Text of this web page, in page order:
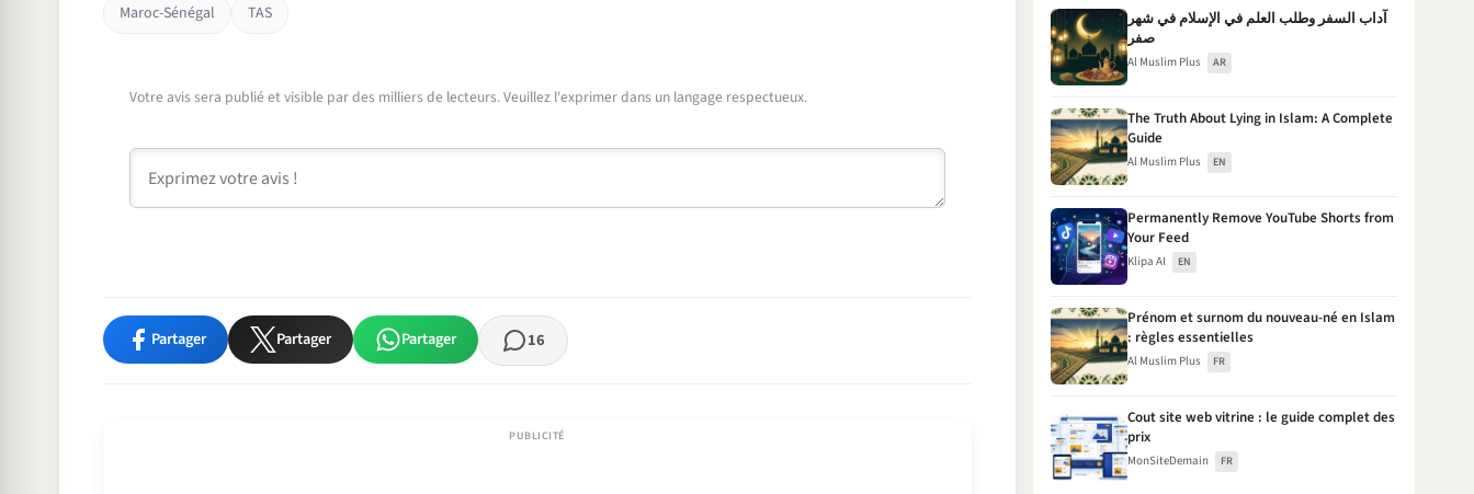
Maroc-Sénégal TAS
Votre avis sera publié et visible par des milliers de lecteurs. Veuillez l'exprimer dans un langage respectueux.
Commentaire
Partager Partager Partager 16
آداب السفر وطلب العلم في الإسلام في شهر
صفر
Al Muslim Plus AR
The Truth About Lying in Islam: A Complete
Guide
Al Muslim Plus EN
Permanently Remove YouTube Shorts from
Your Feed
Klipa AI EN
Prénom et surnom du nouveau-né en Islam
: règles essentielles
Al Muslim Plus FR
Cout site web vitrine : le guide complet des
prix
MonSiteDemain FR